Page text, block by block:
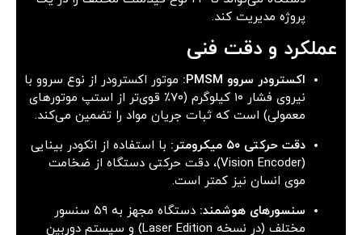
پروژه مدیریت کند.
عملکرد و دقت فنی
اکسترودر سروو PMSM:
موتور اکسترودر از نوع سروو با
نیروی فشار ۱۰ کیلوگرم (۷۰٪ قوی‌تر از استپ موتورهای
معمولی) است که ثبات جریان مواد را تضمین می‌کند.
دقت حرکتی ۵۰ میکرومتر:
با استفاده از انکودر بینایی
(Vision Encoder)، دقت حرکتی دستگاه از ضخامت
موی انسان نیز کمتر است.
سنسورهای هوشمند:
دستگاه مجهز به ۵۹ سنسور
مختلف (در نسخه Laser Edition) و سیستم دوربین